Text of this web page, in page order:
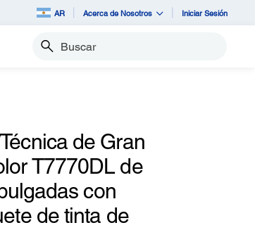
AR Acerca de Nosotros Iniciar Sesión
Buscar
de Gran
T7770DL de
con
de tinta de